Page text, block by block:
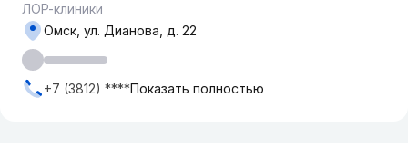
ЛОР-клиники
Омск, ул. Дианова, д. 22
+7 (3812) ****Показать полностью